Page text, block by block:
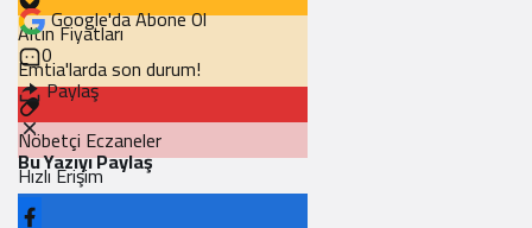
Altın Fiyatları
Emtia'larda son durum!
Nöbetçi Eczaneler
Hızlı Erişim
Google'da Abone Ol
0
Paylaş
Bu Yazıyı Paylaş